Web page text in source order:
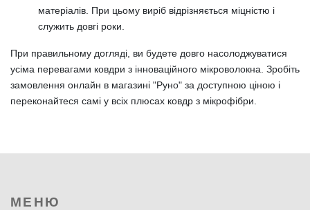
матеріалів. При цьому виріб відрізняється міцністю і
служить довгі роки.
При правильному догляді, ви будете довго насолоджуватися
усіма перевагами ковдри з інноваційного мікроволокна. Зробіть
замовлення онлайн в магазині "Руно" за доступною ціною і
переконайтеся самі у всіх плюсах ковдр з мікрофібри.
МЕНЮ